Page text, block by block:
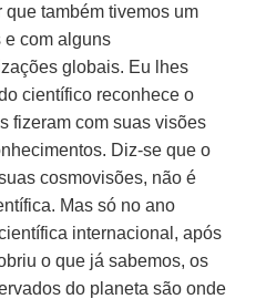
também tivemos um
e com alguns
globais. Eu lhes
científico reconhece o
fizeram com suas visões
Diz-se que o
cosmovisões, não é
Mas só no ano
internacional, após
o que já sabemos, os
do planeta são onde